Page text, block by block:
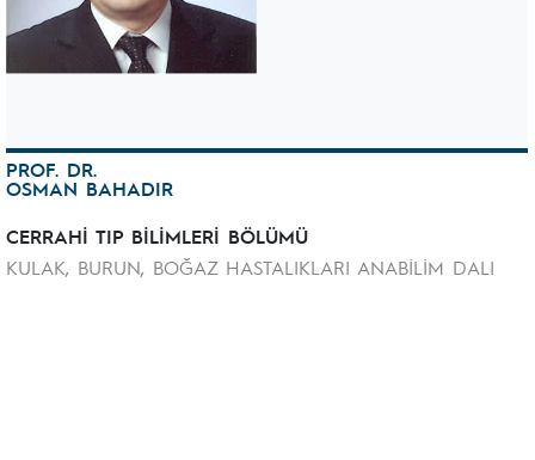
PROF. DR.
OSMAN BAHADIR
CERRAHİ TIP BİLİMLERİ BÖLÜMÜ
KULAK, BURUN, BOĞAZ HASTALIKLARI ANABİLİM DALI